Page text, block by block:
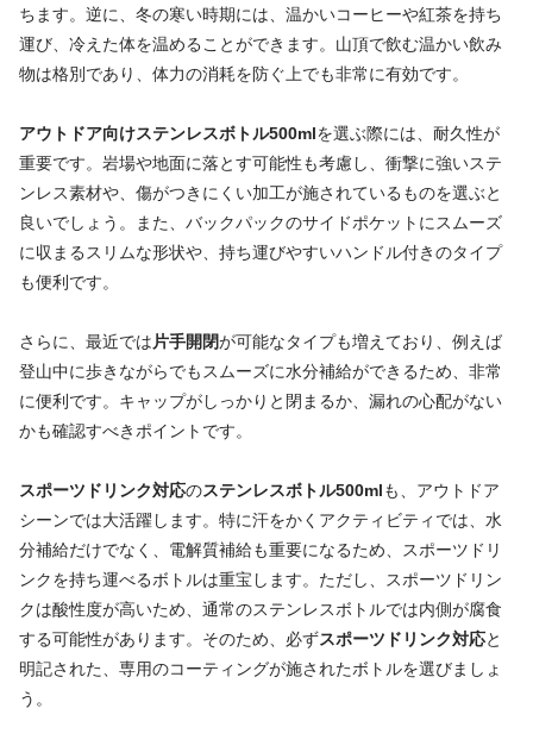
ちます。逆に、冬の寒い時期には、温かいコーヒーや紅茶を持ち
運び、冷えた体を温めることができます。山頂で飲む温かい飲み
物は格別であり、体力の消耗を防ぐ上でも非常に有効です。
アウトドア向けステンレスボトル500mlを選ぶ際には、耐久性が
重要です。岩場や地面に落とす可能性も考慮し、衝撃に強いステ
ンレス素材や、傷がつきにくい加工が施されているものを選ぶと
良いでしょう。また、バックパックのサイドポケットにスムーズ
に収まるスリムな形状や、持ち運びやすいハンドル付きのタイプ
も便利です。
さらに、最近では片手開閉が可能なタイプも増えており、例えば
登山中に歩きながらでもスムーズに水分補給ができるため、非常
に便利です。キャップがしっかりと閉まるか、漏れの心配がない
かも確認すべきポイントです。
スポーツドリンク対応のステンレスボトル500mlも、アウトドア
シーンでは大活躍します。特に汗をかくアクティビティでは、水
分補給だけでなく、電解質補給も重要になるため、スポーツドリ
ンクを持ち運べるボトルは重宝します。ただし、スポーツドリン
クは酸性度が高いため、通常のステンレスボトルでは内側が腐食
する可能性があります。そのため、必ずスポーツドリンク対応と
明記された、専用のコーティングが施されたボトルを選びましょ
う。